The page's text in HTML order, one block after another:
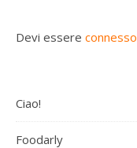
Devi essere connesso
Ciao!
Foodarly